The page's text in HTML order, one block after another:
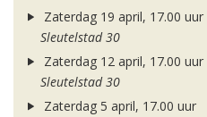
Zaterdag 19 april, 17.00 uur
Sleutelstad 30
Zaterdag 12 april, 17.00 uur
Sleutelstad 30
Zaterdag 5 april, 17.00 uur